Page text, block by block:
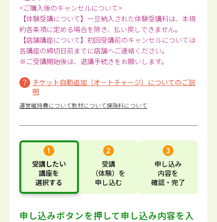
<ご購入後のキャンセルについて>
【体験受講について】一旦納入された体験受講料は、本規
約各条項に定める場合を除き、払い戻しできません。
【店舗講座について】初回受講前のキャンセルについては
各講座の締切日前までに店舗へご連絡ください。
※ご受講開始後は、退講手続きをお願いします。
チケット自動追加（オートチャージ）についてのご説
明
運営維持費について教材について保険料について
受講したい
講座を
選択する
受講
（体験） を
申し込む
申し込み
内容を
確認・完了
申し込みボタンを押して申し込み内容を入